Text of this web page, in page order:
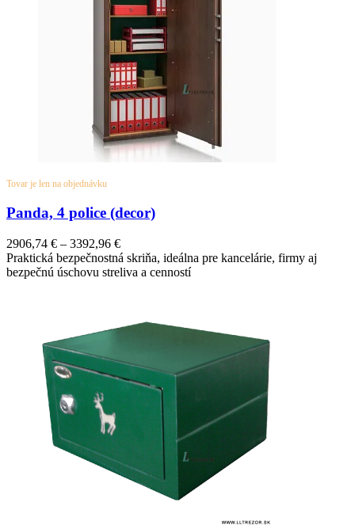
Tovar je len na objednávku
Panda, 4 police (decor)
2906,74 € – 3392,96 €
Praktická bezpečnostná skriňa, ideálna pre kancelárie, firmy aj
bezpečnú úschovu streliva a cenností